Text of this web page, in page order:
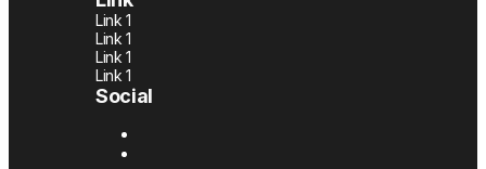
Link 1
Link 1
Link 1
Link 1
Social